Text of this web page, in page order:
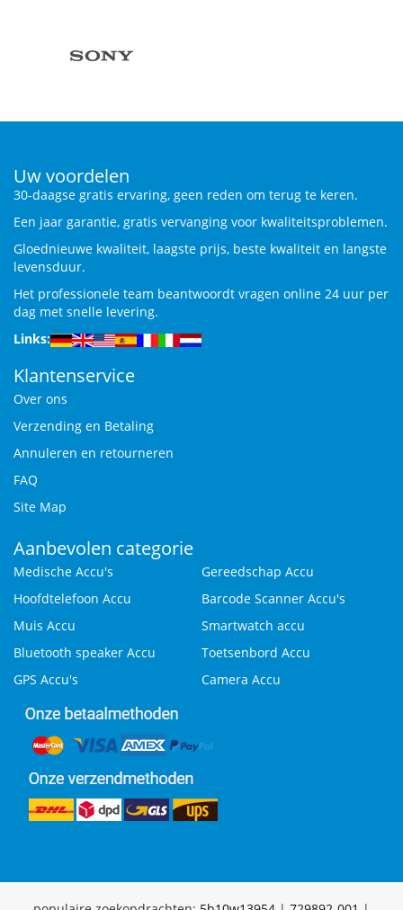
Uw voordelen
30-daagse gratis ervaring, geen reden om terug te keren.
Een jaar garantie, gratis vervanging voor kwaliteitsproblemen.
Gloednieuwe kwaliteit, laagste prijs, beste kwaliteit en langste
levensduur.
Het professionele team beantwoordt vragen online 24 uur per
dag met snelle levering.
Links:
Klantenservice
Over ons
Verzending en Betaling
Annuleren en retourneren
FAQ
Site Map
Aanbevolen categorie
Medische Accu's
Gereedschap Accu
Hoofdtelefoon Accu
Barcode Scanner Accu's
Muis Accu
Smartwatch accu
Bluetooth speaker Accu
Toetsenbord Accu
GPS Accu's
Camera Accu